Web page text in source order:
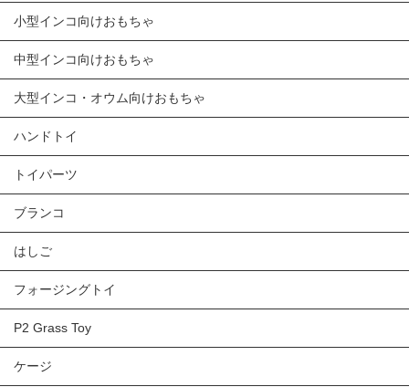
小型インコ向けおもちゃ
中型インコ向けおもちゃ
大型インコ・オウム向けおもちゃ
ハンドトイ
トイパーツ
ブランコ
はしご
フォージングトイ
P2 Grass Toy
ケージ